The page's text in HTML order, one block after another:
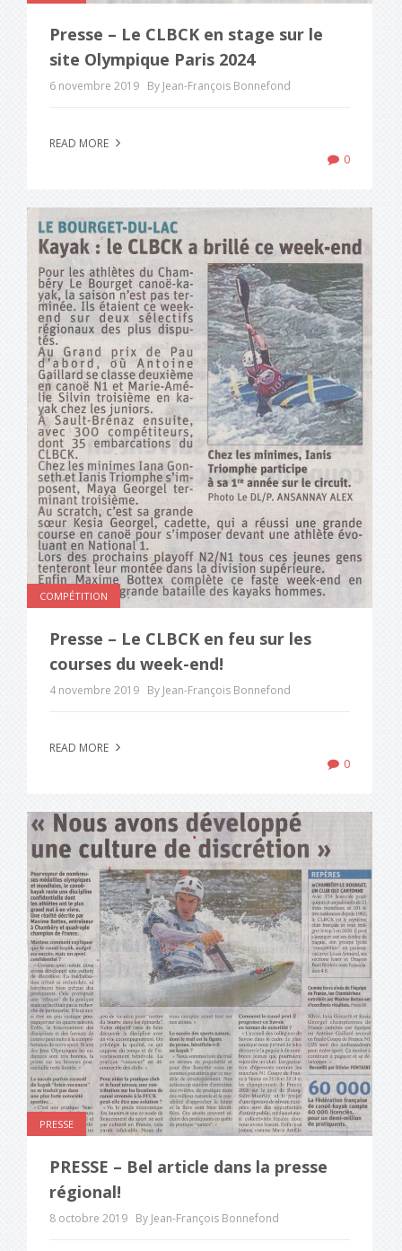
Presse – Le CLBCK en stage sur le
site Olympique Paris 2024
6 novembre 2019 By Jean-François Bonnefond
READ MORE
0
COMPÉTITION
Presse – Le CLBCK en feu sur les
courses du week-end!
4 novembre 2019 By Jean-François Bonnefond
READ MORE
0
PRESSE
PRESSE – Bel article dans la presse
régional!
8 octobre 2019 By Jean-François Bonnefond